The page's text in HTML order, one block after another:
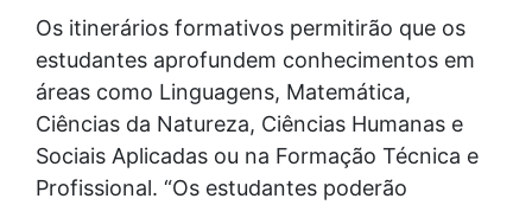
Os itinerários formativos permitirão que os
estudantes aprofundem conhecimentos em
áreas como Linguagens, Matemática,
Ciências da Natureza, Ciências Humanas e
Sociais Aplicadas ou na Formação Técnica e
Profissional. “Os estudantes poderão